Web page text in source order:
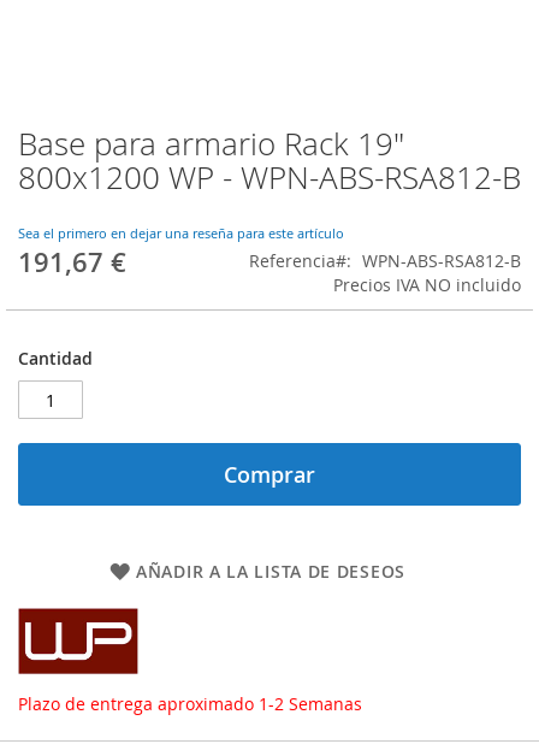
Base para armario Rack 19"
800x1200 WP - WPN-ABS-RSA812-B
Sea el primero en dejar una reseña para este artículo
191,67 € Referencia
WPN-ABS-RSA812-B
Precios IVA NO incluido
Cantidad
Comprar
AÑADIR A LA LISTA DE DESEOS
Plazo de entrega aproximado 1-2 Semanas
Saltar
al
comienzo
la
galería
imágenes